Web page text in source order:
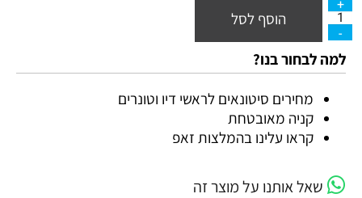
הוסף לסל
למה לבחור בנו?
מחירים סיטונאים לראשי דיו וטונרים
קניה מאובטחת
קראו עלינו בהמלצות זאפ
שאל אותנו על מוצר זה